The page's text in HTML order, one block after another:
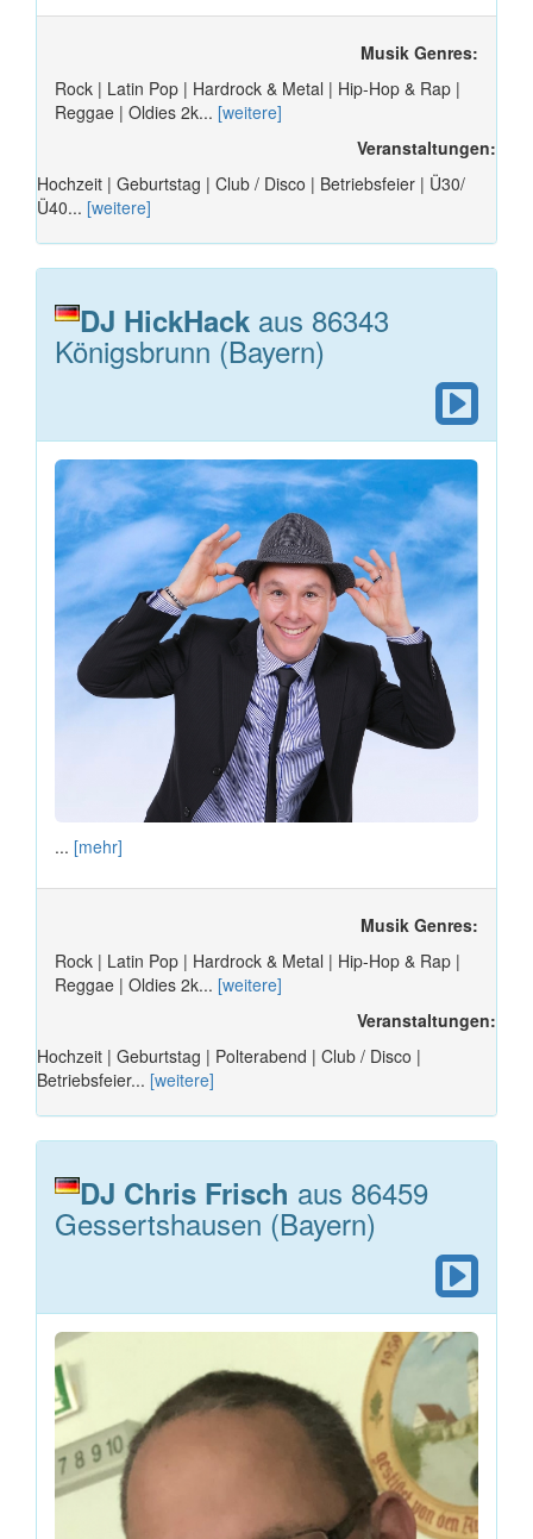
Musik Genres:
Rock | Latin Pop | Hardrock & Metal | Hip-Hop & Rap |
Reggae | Oldies 2k... [weitere]
Veranstaltungen:
Hochzeit | Geburtstag | Club / Disco | Betriebsfeier | Ü30/
Ü40... [weitere]
DJ HickHack aus 86343
Königsbrunn (Bayern)
... [mehr]
Musik Genres:
Rock | Latin Pop | Hardrock & Metal | Hip-Hop & Rap |
Reggae | Oldies 2k... [weitere]
Veranstaltungen:
Hochzeit | Geburtstag | Polterabend | Club / Disco |
Betriebsfeier... [weitere]
DJ Chris Frisch aus 86459
Gessertshausen (Bayern)